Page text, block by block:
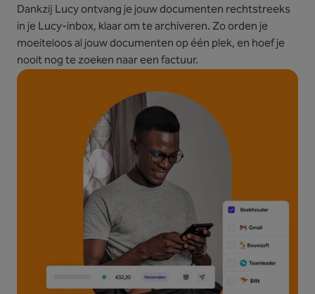
Dankzij Lucy ontvang je jouw documenten rechtstreeks
in je Lucy-inbox, klaar om te archiveren. Zo orden je
moeiteloos al jouw documenten op één plek, en hoef je
nooit nog te zoeken naar een factuur.